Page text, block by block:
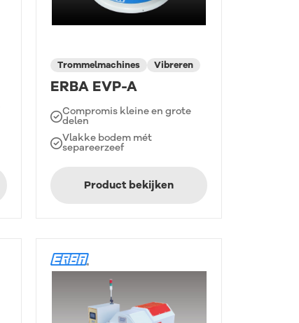
Trommelmachines Vibreren
ERBA EVP-A
Compromis kleine en grote
delen
Vlakke bodem mét
separeerzeef
Product bekijken